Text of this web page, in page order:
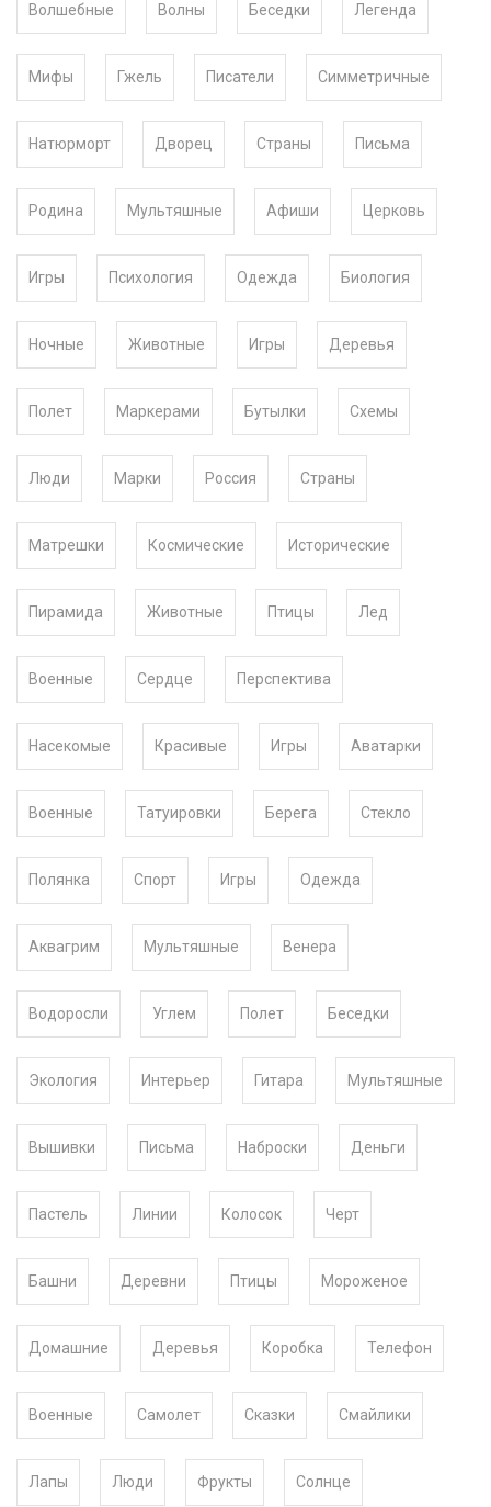
Волшебные Волны Беседки Легенда
Мифы Гжель Писатели Симметричные
Натюрморт Дворец Страны Письма
Родина Мультяшные Афиши Церковь
Игры Психология Одежда Биология
Ночные Животные Игры Деревья
Полет Маркерами Бутылки Схемы
Люди Марки Россия Страны
Матрешки Космические Исторические
Пирамида Животные Птицы Лед
Военные Сердце Перспектива
Насекомые Красивые Игры Аватарки
Военные Татуировки Берега Стекло
Полянка Спорт Игры Одежда
Аквагрим Мультяшные Венера
Водоросли Углем Полет Беседки
Экология Интерьер Гитара Мультяшные
Вышивки Письма Наброски Деньги
Пастель Линии Колосок Черт
Башни Деревни Птицы Мороженое
Домашние Деревья Коробка Телефон
Военные Самолет Сказки Смайлики
Лапы Люди Фрукты Солнце